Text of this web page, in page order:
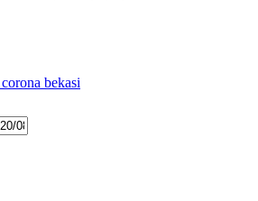
bekasi